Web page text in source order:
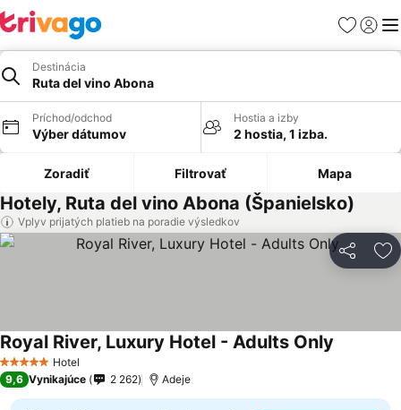
Obľúbené
Destinácia
Ruta del vino Abona
Príchod/odchod
Výber dátumov
Hostia a izby
2 hostia, 1 izba.
Zoradiť Filtrovať Mapa
Hotely, Ruta del vino Abona (Španielsko)
Vplyv prijatých platieb na poradie výsledkov
Zdieľať
5 Počet hviezdičiek
Hotel
Royal River, Luxury Hotel - Adults Only
9,6 Vynikajúce 2 262 Adeje